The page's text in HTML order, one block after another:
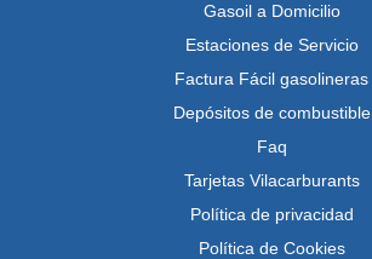
Gasoil a Domicilio
Estaciones de Servicio
Factura Fácil gasolineras
Depósitos de combustible
Faq
Tarjetas Vilacarburants
Política de privacidad
Política de Cookies